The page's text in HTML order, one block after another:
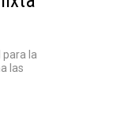
la
las